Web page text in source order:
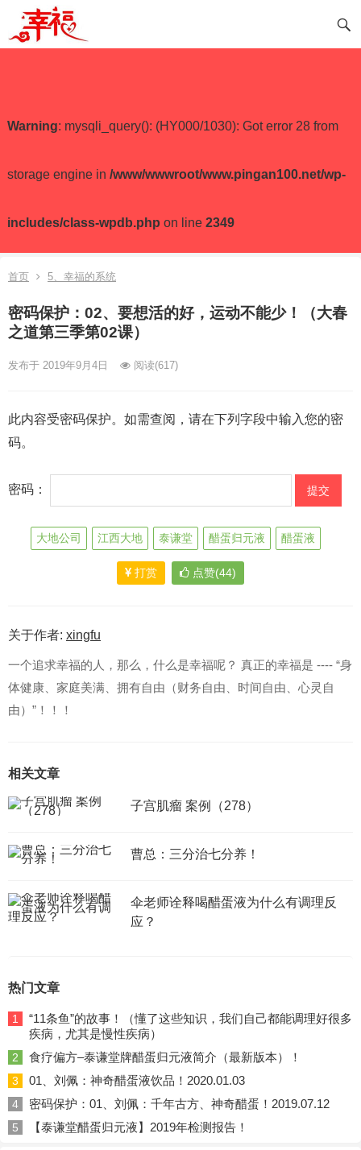
Warning: mysqli_query(): (HY000/1030): Got error 28 from
storage engine in /www/wwwroot/www.pingan100.net/wp-
includes/class-wpdb.php on line 2349
首页 5、幸福的系统
密码保护：02、要想活的好，运动不能少！（大春
之道第三季第02课）
发布于 2019年9月4日 阅读(617)
此内容受密码保护。如需查阅，请在下列字段中输入您的密
码。
密码：
大地公司 江西大地 泰谦堂 醋蛋归元液 醋蛋液
打赏 点赞(44)
关于作者: xingfu
一个追求幸福的人，那么，什么是幸福呢？ 真正的幸福是 ---- “身
体健康、家庭美满、拥有自由（财务自由、时间自由、心灵自
由）”！！！
相关文章
子宫肌瘤 案例（278）
曹总：三分治七分养！
伞老师诠释喝醋蛋液为什么有调理反
应？
热门文章
1
“11条鱼”的故事！（懂了这些知识，我们自己都能调理好很多
疾病，尤其是慢性疾病）
2 食疗偏方–泰谦堂牌醋蛋归元液简介（最新版本）！
3 01、刘佩：神奇醋蛋液饮品！2020.01.03
4 密码保护：01、刘佩：千年古方、神奇醋蛋！2019.07.12
5 【泰谦堂醋蛋归元液】2019年检测报告！